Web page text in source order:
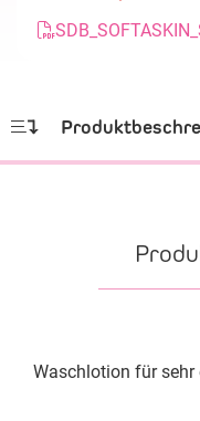
Waschlotion für